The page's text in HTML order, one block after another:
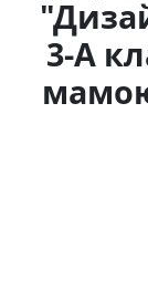
3-А